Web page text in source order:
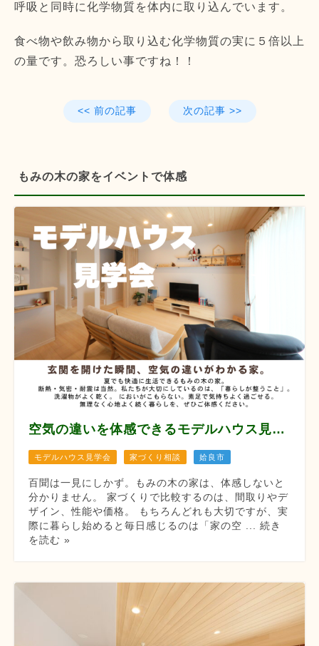
呼吸と同時に化学物質を体内に取り込んでいます。
食べ物や飲み物から取り込む化学物質の実に５倍以上
の量です。恐ろしい事ですね！！
<< 前の記事 次の記事 >>
もみの木の家をイベントで体感
空気の違いを体感できるモデルハウス見学会 【8月12/13/14/22/23/29/30】
モデルハウス見学会 家づくり相談 姶良市
百聞は一見にしかず。もみの木の家は、体感しないと
分かりません。 家づくりで比較するのは、間取りやデ
ザイン、性能や価格。 もちろんどれも大切ですが、実
際に暮らし始めると毎日感じるのは「家の空 ... 続き
を読む »